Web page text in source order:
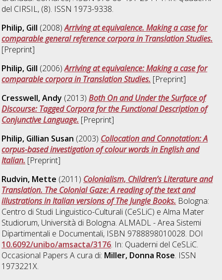
del CIRSIL, (8). ISSN 1973-9338.
Philip, Gill (2008)Arriving at equivalence. Making a case for
comparable general reference corpora in Translation Studies.
[Preprint]
Philip, Gill (2006)Arriving at equivalence: Making a case for
comparable corpora in Translation Studies. [Preprint]
Cresswell, Andy (2013)Both On and Under the Surface of
Discourse: Tagged Corpora for the Functional Description of
Conjunctive Language. [Preprint]
Philip, Gillian Susan (2003) Collocation and Connotation: A
corpus-based investigation of colour words in English and
Italian. [Preprint]
Rudvin, Mette (2011) Colonialism, Children’s Literature and
Translation. The Colonial Gaze: A reading of the text and
illustrations in Italian versions of The Jungle Books. Bologna:
Centro di Studi Linguistico-Culturali (CeSLiC) e Alma Mater
Studiorum, Università di Bologna. ALMADL - Area Sistemi
Dipartimentali e Documentali, ISBN 9788898010028. DOI
10.6092/unibo/amsacta/3176. In: Quaderni del CeSLiC.
Occasional Papers A cura di: Miller, Donna Rose. ISSN
1973221X.